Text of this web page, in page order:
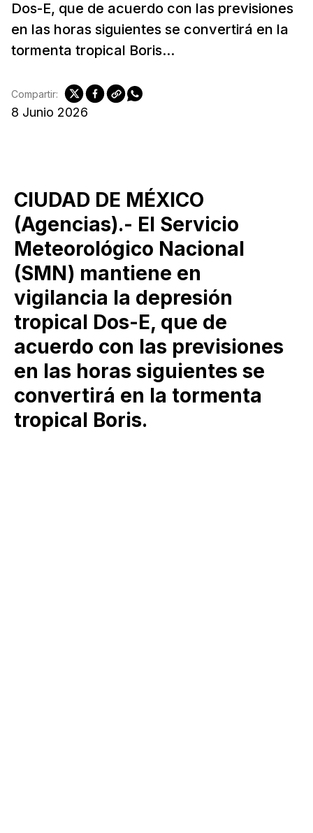
Dos-E, que de acuerdo con las previsiones
en las horas siguientes se convertirá en la
tormenta tropical Boris...
8 Junio 2026
Compartir:
CIUDAD DE MÉXICO
(Agencias).- El Servicio
Meteorológico Nacional
(SMN) mantiene en
vigilancia la depresión
tropical Dos-E, que de
acuerdo con las previsiones
en las horas siguientes se
convertirá en la tormenta
tropical Boris.